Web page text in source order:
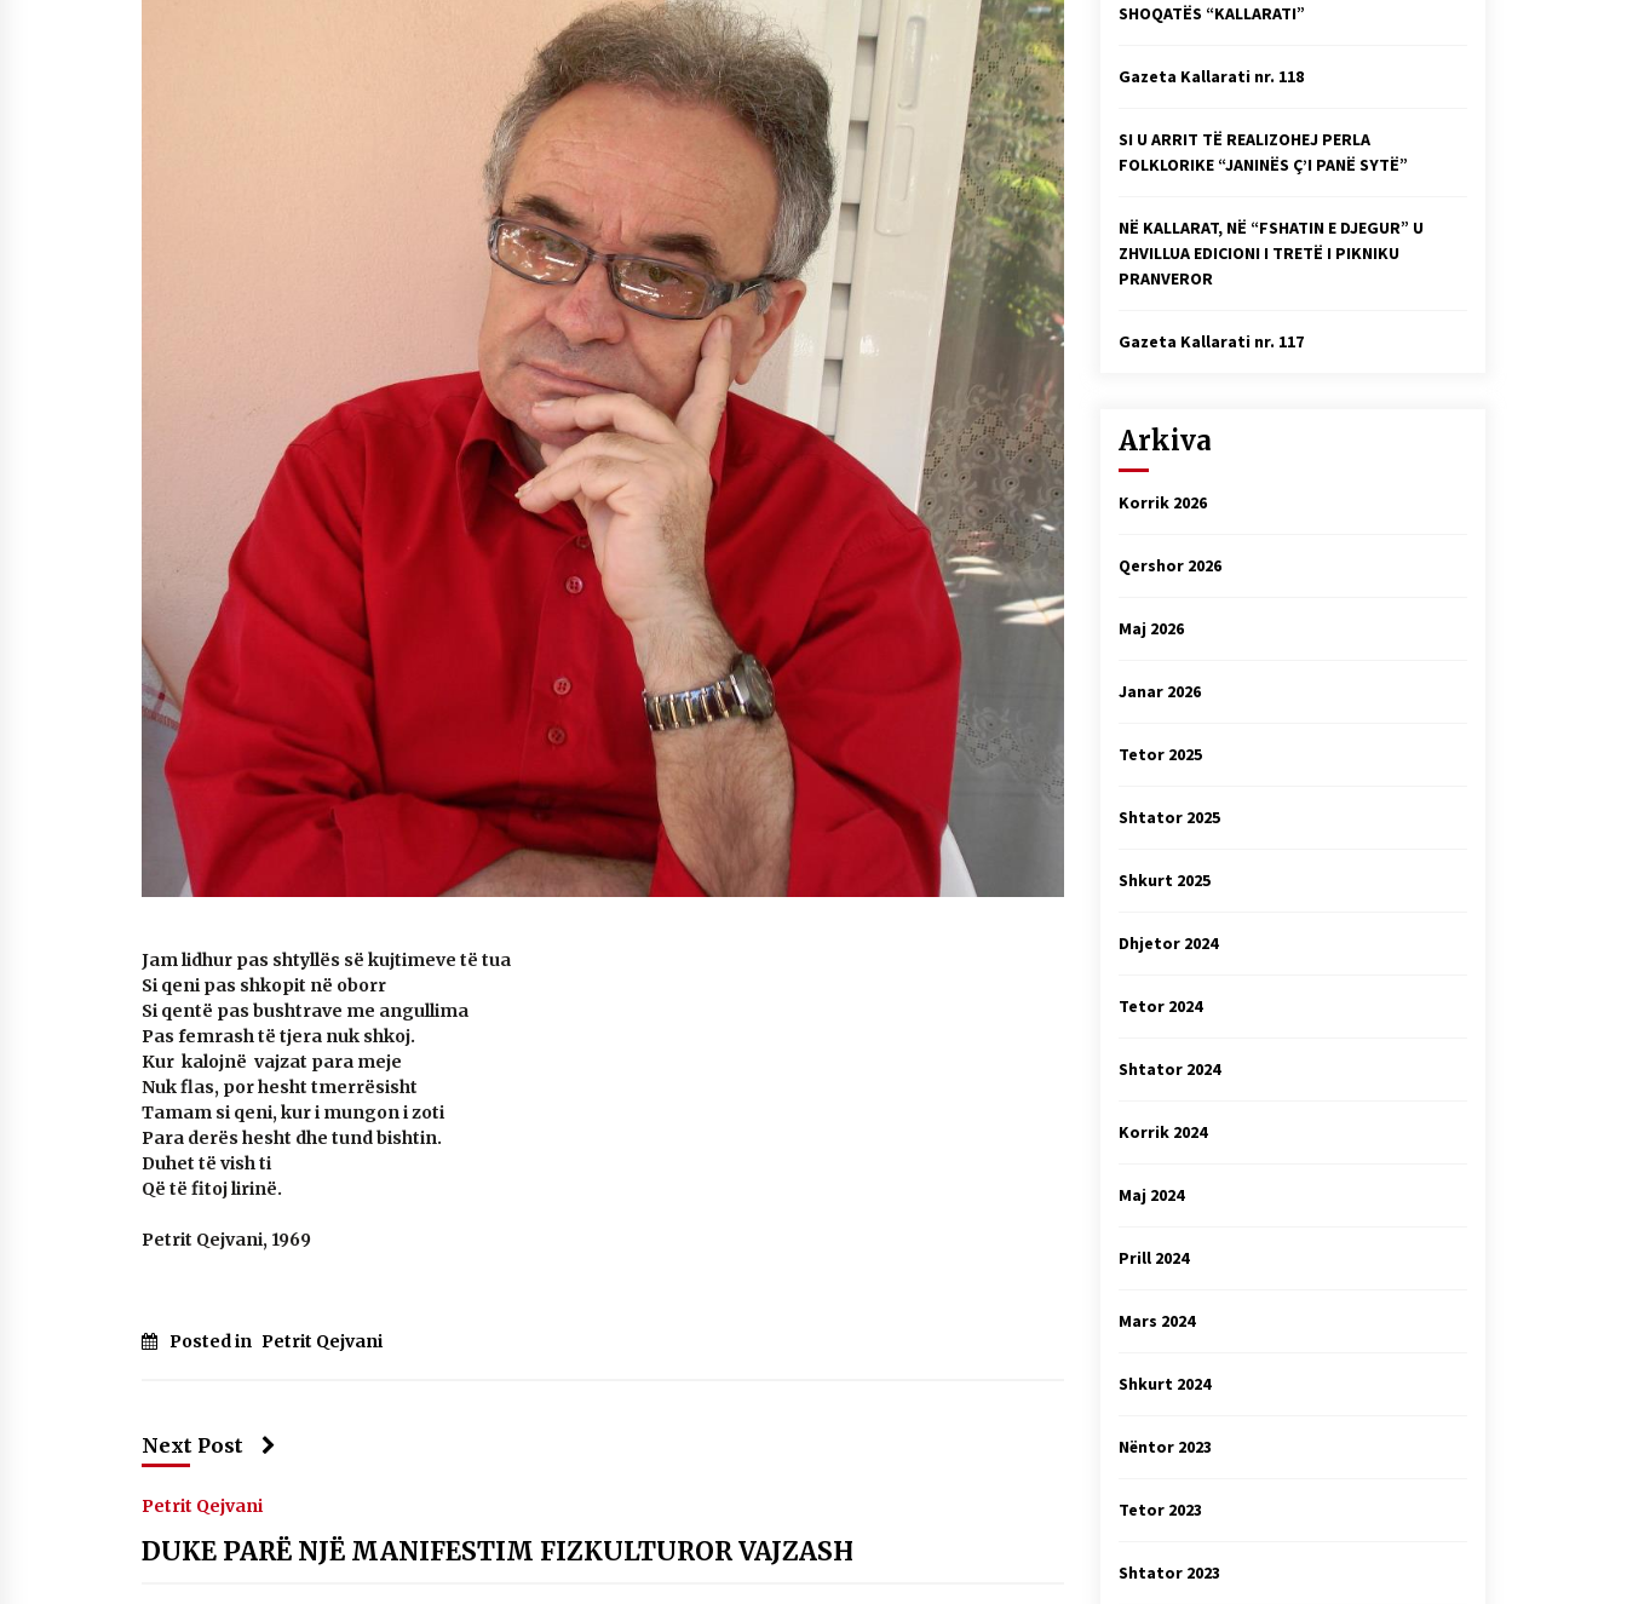
Gazeta Kallarati nr. 115
14/10/2025
Faksimilet e një 83 vjetori lufte:
04/10/2025
– ËNGJËLL HASIMAJ – “KUJTIMET E
MIA PËR KALLARATIN SI MËSUES I
MATEMATIKËS, POR EDHE SI NJË
BANOR I PËRKOHSHËM I TIJ”
12/09/2025
Gazeta Kallarati nr. 114
06/02/2025
Jam lidhur pas shtyllës së kujtimeve të tua
Si qeni pas shkopit në oborr
Si qentë pas bushtrave me angullima
Pas femrash të tjera nuk shkoj.
Kur kalojnë vajzat para meje
Nuk flas, por hesht tmerrësisht
Tamam si qeni, kur i mungon i zoti
Para derës hesht dhe tund bishtin.
Duhet të vish ti
Që të fitoj lirinë.
Petrit Qejvani, 1969
Posted in Petrit Qejvani
Next Post
Petrit Qejvani
DUKE PARË NJË MANIFESTIM FIZKULTUROR VAJZASH
SHOQATËS “KALLARATI”
Gazeta Kallarati nr. 118
SI U ARRIT TË REALIZOHEJ PERLA
FOLKLORIKE “JANINËS Ç’I PANË SYTË”
NË KALLARAT, NË “FSHATIN E DJEGUR” U
ZHVILLUA EDICIONI I TRETË I PIKNIKU
PRANVEROR
Gazeta Kallarati nr. 117
Arkiva
Korrik 2026
Qershor 2026
Maj 2026
Janar 2026
Tetor 2025
Shtator 2025
Shkurt 2025
Dhjetor 2024
Tetor 2024
Shtator 2024
Korrik 2024
Maj 2024
Prill 2024
Mars 2024
Shkurt 2024
Nëntor 2023
Tetor 2023
Shtator 2023